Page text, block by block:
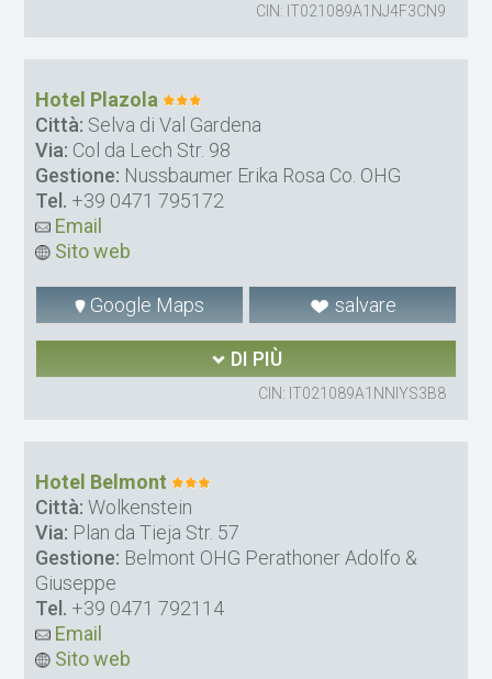
CIN: IT021089A1NJ4F3CN9
Hotel Plazola
Città: Selva di Val Gardena
Via: Col da Lech Str. 98
Gestione: Nussbaumer Erika Rosa Co. OHG
Tel. +39 0471 795172
Email
Sito web
Google Maps salvare
DI PIÙ
CIN: IT021089A1NNIYS3B8
Hotel Belmont
Città: Wolkenstein
Via: Plan da Tieja Str. 57
Gestione: Belmont OHG Perathoner Adolfo &
Giuseppe
Tel. +39 0471 792114
Email
Sito web